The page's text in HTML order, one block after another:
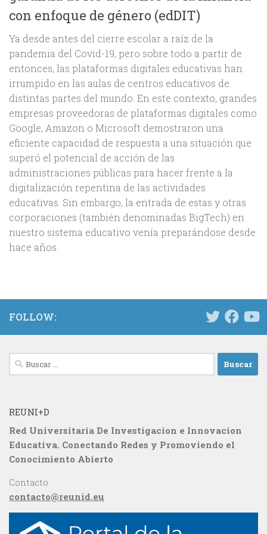
con enfoque de género (edDIT)
Ya desde antes del cierre escolar a raíz de la
pandemia del Covid-19, pero sobre todo a partir de
entonces, las plataformas digitales educativas han
irrumpido en las aulas de centros educativos de
distintas partes del mundo. En este contexto, grandes
empresas proveedoras de plataformas digitales como
Google, Amazon o Microsoft demostraron una
eficiente capacidad de respuesta a una situación que
superó el potencial de acción de las
administraciones públicas para hacer frente a la
digitalización repentina de las actividades
educativas. Sin embargo, la entrada de estas y otras
corporaciones (también denominadas BigTech) en
nuestro sistema educativo venía preparándose desde
hace años.
FOLLOW:
Buscar:
REUNI+D
Red Universitaria De Investigacion e Innovacion
Educativa. Conectando Redes y Promoviendo el
Conocimiento Abierto
Contacto
contacto@reunid.eu